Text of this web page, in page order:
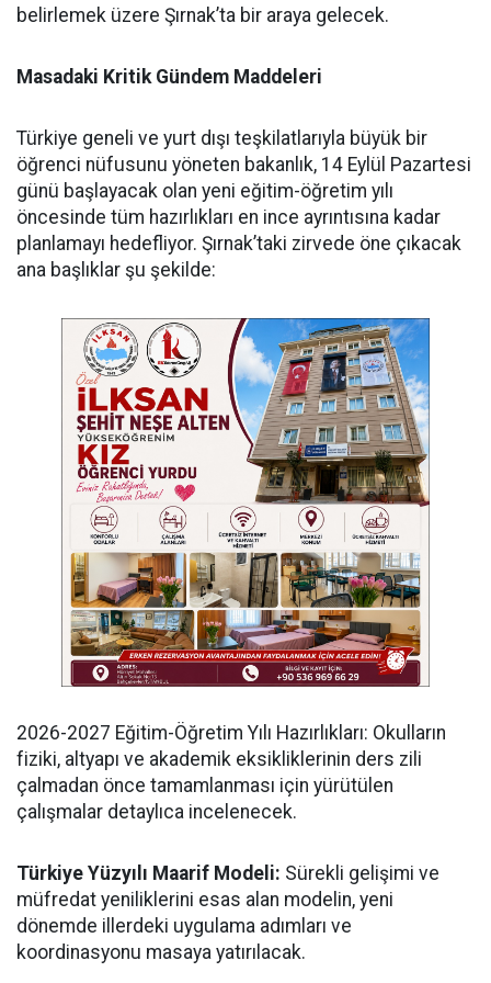
belirlemek üzere Şırnak’ta bir araya gelecek.
Masadaki Kritik Gündem Maddeleri
​Türkiye geneli ve yurt dışı teşkilatlarıyla büyük bir
öğrenci nüfusunu yöneten bakanlık, 14 Eylül Pazartesi
günü başlayacak olan yeni eğitim-öğretim yılı
öncesinde tüm hazırlıkları en ince ayrıntısına kadar
planlamayı hedefliyor. Şırnak’taki zirvede öne çıkacak
ana başlıklar şu şekilde:
​2026-2027 Eğitim-Öğretim Yılı Hazırlıkları: Okulların
fiziki, altyapı ve akademik eksikliklerinin ders zili
çalmadan önce tamamlanması için yürütülen
çalışmalar detaylıca incelenecek.
Türkiye Yüzyılı Maarif Modeli: Sürekli gelişimi ve
müfredat yeniliklerini esas alan modelin, yeni
dönemde illerdeki uygulama adımları ve
koordinasyonu masaya yatırılacak.